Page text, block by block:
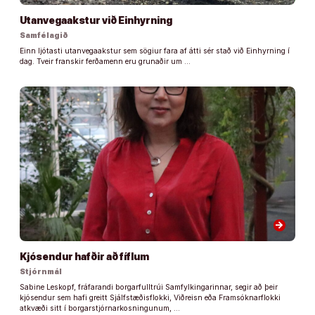
Utanvegaakstur við Einhyrning
Samfélagið
Einn ljótasti utanvegaakstur sem sögiur fara af átti sér stað við Einhyrning í
dag. Tveir franskir ferðamenn eru grunaðir um …
arrow_forward
Kjósendur hafðir að fíflum
Stjórnmál
Sabine Leskopf, fráfarandi borgarfulltrúi Samfylkingarinnar, segir að þeir
kjósendur sem hafi greitt Sjálfstæðisflokki, Viðreisn eða Framsóknarflokki
atkvæði sitt í borgarstjórnarkosningunum, …